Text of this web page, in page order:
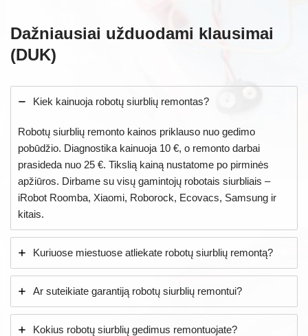
Dažniausiai užduodami klausimai
(DUK)
Kiek kainuoja robotų siurblių remontas?
Robotų siurblių remonto kainos priklauso nuo gedimo
pobūdžio. Diagnostika kainuoja 10 €, o remonto darbai
prasideda nuo 25 €. Tikslią kainą nustatome po pirminės
apžiūros. Dirbame su visų gamintojų robotais siurbliais –
iRobot Roomba, Xiaomi, Roborock, Ecovacs, Samsung ir
kitais.
Kuriuose miestuose atliekate robotų siurblių remontą?
Ar suteikiate garantiją robotų siurblių remontui?
Kokius robotų siurblių gedimus remontuojate?